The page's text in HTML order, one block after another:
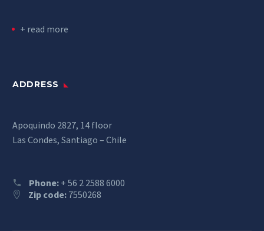
+ read more
ADDRESS
Apoquindo 2827, 14 floor
Las Condes, Santiago – Chile
Phone: + 56 2 2588 6000
Zip code: 7550268